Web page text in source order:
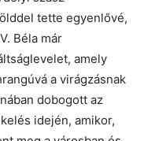
tette egyenlővé,
Béla már
amely
a virágzásnak
dobogott az
idején, amikor,